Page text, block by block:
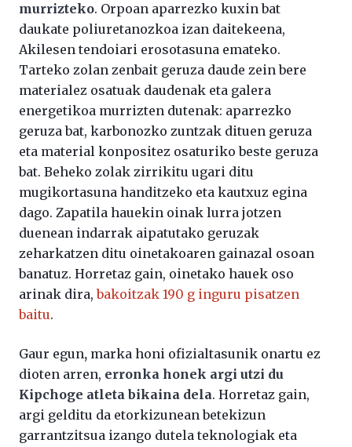
murrizteko. Orpoan aparrezko kuxin bat
daukate poliuretanozkoa izan daitekeena,
Akilesen tendoiari erosotasuna emateko.
Tarteko zolan zenbait geruza daude zein bere
materialez osatuak daudenak eta galera
energetikoa murrizten dutenak: aparrezko
geruza bat, karbonozko zuntzak dituen geruza
eta material konpositez osaturiko beste geruza
bat. Beheko zolak zirrikitu ugari ditu
mugikortasuna handitzeko eta kautxuz egina
dago. Zapatila hauekin oinak lurra jotzen
duenean indarrak aipatutako geruzak
zeharkatzen ditu oinetakoaren gainazal osoan
banatuz. Horretaz gain, oinetako hauek oso
arinak dira,bakoitzak 190 g inguru pisatzen
baitu.
Gaur egun, marka honi ofizialtasunik onartu ez
dioten arren, erronka honek argi utzi du
Kipchoge atleta bikaina dela. Horretaz gain,
argi gelditu da etorkizunean betekizun
garrantzitsua izango dutela teknologiak eta